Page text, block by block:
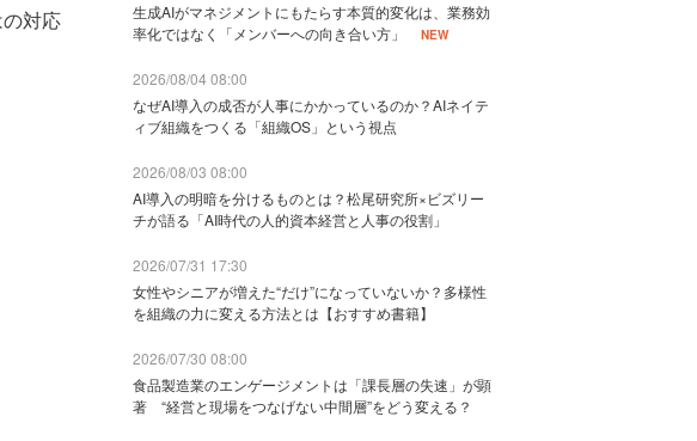
対応
生成AIがマネジメントにもたらす本質的変化は、業務効
率化ではなく「メンバーへの向き合い方」
NEW
2026/08/04 08:00
なぜAI導入の成否が人事にかかっているのか？AIネイテ
ィブ組織をつくる「組織OS」という視点
2026/08/03 08:00
AI導入の明暗を分けるものとは？松尾研究所×ビズリー
チが語る「AI時代の人的資本経営と人事の役割」
2026/07/31 17:30
女性やシニアが増えた“だけ”になっていないか？多様性
を組織の力に変える方法とは【おすすめ書籍】
2026/07/30 08:00
食品製造業のエンゲージメントは「課長層の失速」が顕
著 “経営と現場をつなげない中間層”をどう変える？